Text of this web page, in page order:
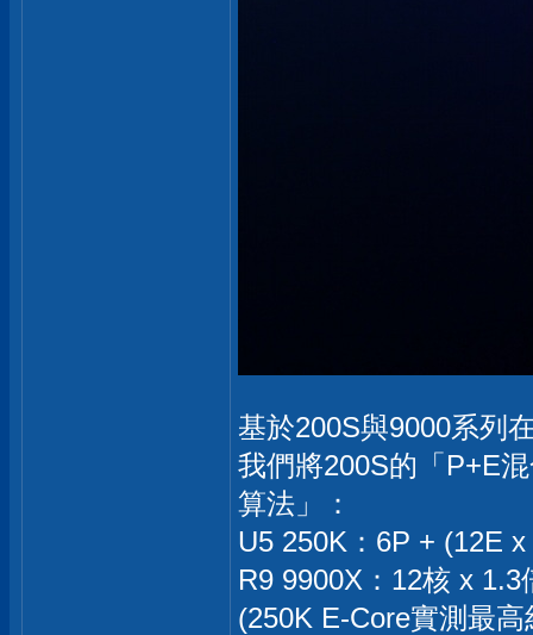
基於200S與9000系列
我們將200S的「P+E
算法」：
U5 250K：6P + (12E
R9 9900X：12核 x
(250K E-Core實測最